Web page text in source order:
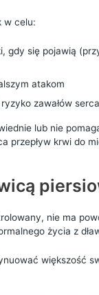
w celu:
gdy się pojawią
atakom
zawałów
lub nie
przepływ krwi do
nie ma
życia z
większość